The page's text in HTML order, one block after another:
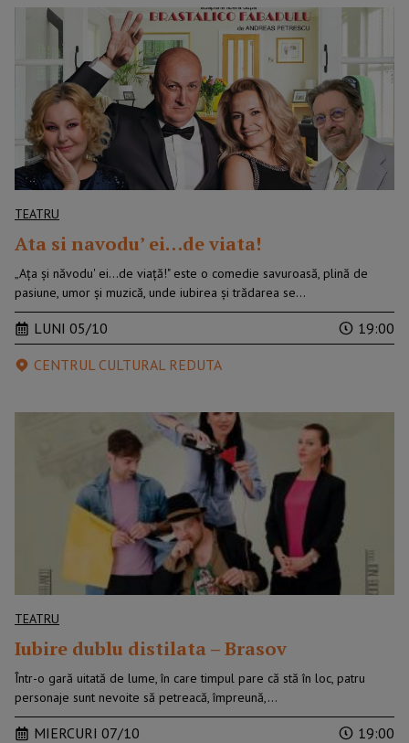
TEATRU
Ata si navodu’ ei…de viata!
„Ața și năvodu' ei...de viață!" este o comedie savuroasă, plină de
pasiune, umor și muzică, unde iubirea și trădarea se…
LUNI 05/10
19:00
CENTRUL CULTURAL REDUTA
TEATRU
Iubire dublu distilata – Brasov
Într-o gară uitată de lume, în care timpul pare că stă în loc, patru
personaje sunt nevoite să petreacă, împreună,…
MIERCURI 07/10
19:00